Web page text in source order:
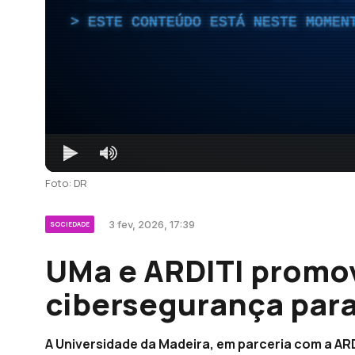
ESTE CONTEÚDO ESTÁ NESTE
Foto: DR
SOCIEDADE 3 fev, 2026, 17:39
UMa e ARDITI
cibersegurança
A Universidade da Madeira, em parceria com a